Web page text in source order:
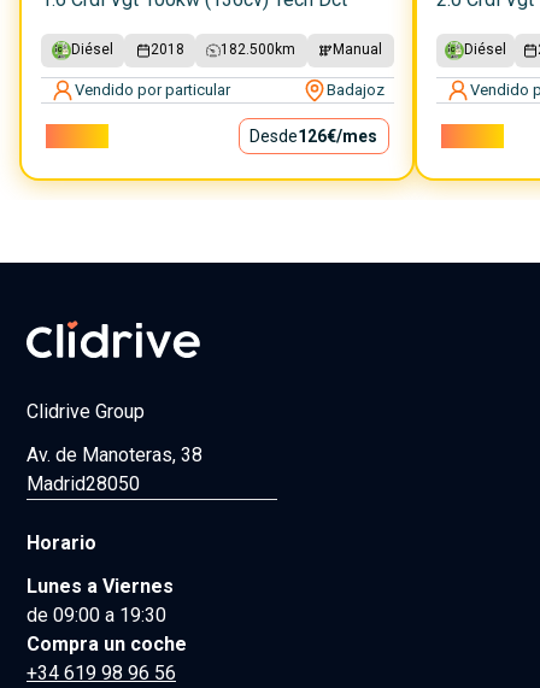
Diésel 2018 182.500 km Manual
Vendido por particular Badajoz
Desde126€/mes
Diésel
Vendido
Clidrive Group
Av. de Manoteras, 38
Madrid28050
Horario
Lunes a Viernes
de 09:00 a 19:30
Compra un coche
+34 619 98 96 56